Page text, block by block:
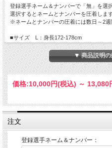
登録選手ネーム＆ナンバーで「無」を選
選択するとネームとナンバーを圧着します
※ネームとナンバーの圧着には数日～2週
■サイズ L：身長172-178cm
■素材 ドライサイエンスストレッチ(ポ
▼ 商品説明
価格:10,000円(税込) ～ 13,080
注文
登録選手ネーム＆ナンバー：